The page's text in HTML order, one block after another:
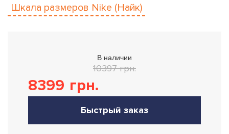
Шкала размеров Nike (Найк)
В наличии
10397 грн.
8399 грн.
Быстрый заказ